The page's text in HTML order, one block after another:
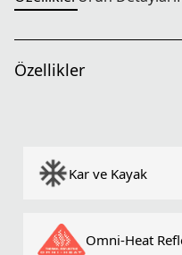
Özellikler
Kar ve Kayak
Omni-Heat